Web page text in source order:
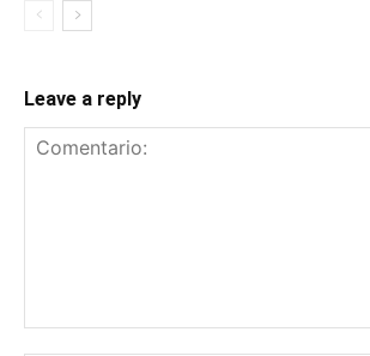
Leave a reply